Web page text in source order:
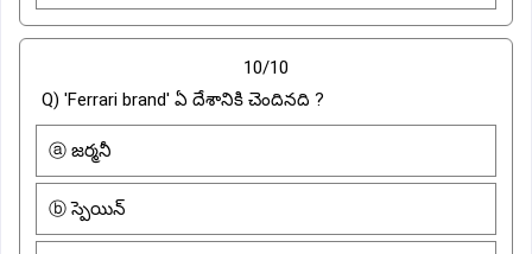
10/10
Q) 'Ferrari brand' ఏ దేశానికి చెందినది ?
ⓐ జర్మనీ
ⓑ స్పెయిన్